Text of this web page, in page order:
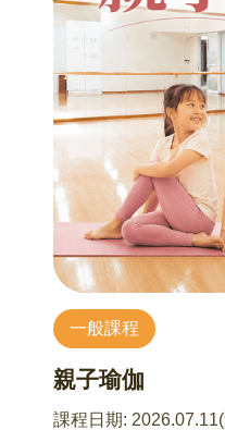
一般課程
親子瑜伽
課程日期: